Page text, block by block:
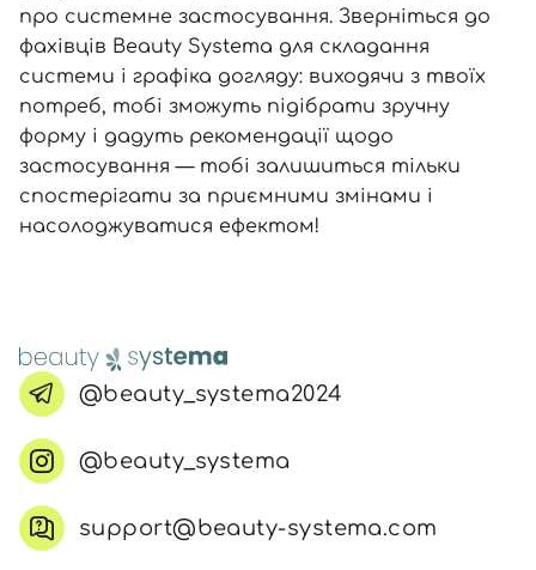
про системне застосування. Зверніться до
фахівців Beauty Systema для складання
системи і графіка догляду: виходячи з твоїх
потреб, тобі зможуть підібрати зручну
форму і дадуть рекомендації щодо
застосування — тобі залишиться тільки
спостерігати за приємними змінами і
насолоджуватися ефектом!
@beauty_systema2024
@beauty_systema
support@beauty-systema.com